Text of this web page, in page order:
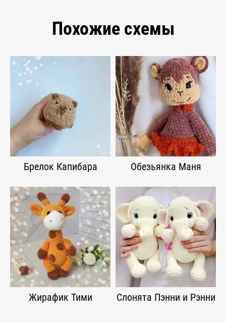
Похожие схемы
Брелок Капибара Обезьянка Маня
Жирафик Тими Слонята Пэнни и Рэнни